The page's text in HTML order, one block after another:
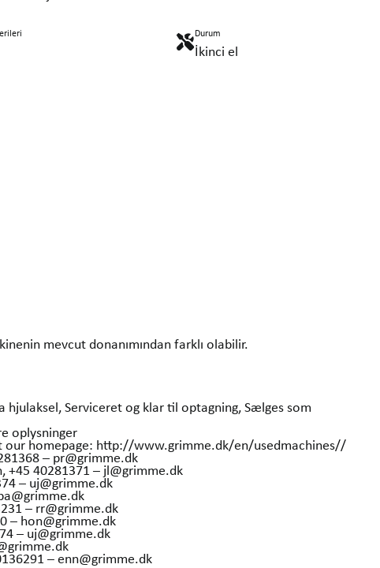
Durum
İkinci el
mevcut donanımından farklı olabilir.
hjulaksel, Serviceret og klar til optagning, Sælges som
oplysninger
our homepage: http://www.grimme.dk/en/usedmachines//
– pr@grimme.dk
+45 40281371 – jl@grimme.dk
– uj@grimme.dk
– rr@grimme.dk
– hon@grimme.dk
– uj@grimme.dk
– enn@grimme.dk